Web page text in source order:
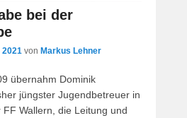
bei der
2021 von Markus Lehner
übernahm Dominik
jüngster Jugendbetreuer in
Wallern, die Leitung und